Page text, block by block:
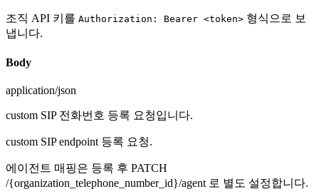
조직 API 키를 Authorization: Bearer <token> 형식으로 보
냅니다.
Body
application/json
custom SIP 전화번호 등록 요청입니다.
custom SIP endpoint 등록 요청.
에이전트 매핑은 등록 후 PATCH
/{organization_telephone_number_id}/agent 로 별도 설정합니다.